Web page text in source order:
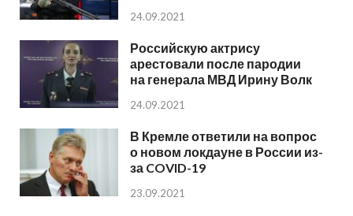
24.09.2021
Российскую актрису
арестовали после пародии
на генерала МВД Ирину Волк
24.09.2021
В Кремле ответили на вопрос
о новом локдауне в России из-
за COVID-19
23.09.2021